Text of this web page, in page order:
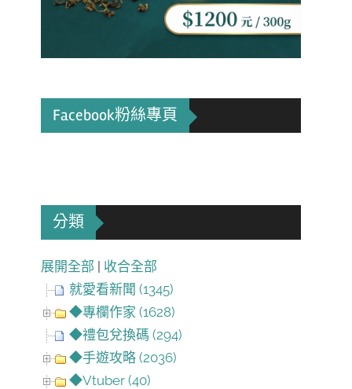
Facebook粉絲專頁
分類
展開全部 | 收合全部
就愛看新聞 (1345)
◆專欄作家 (1628)
◆禮包兌換碼 (294)
◆手遊攻略 (2036)
◆Vtuber (40)